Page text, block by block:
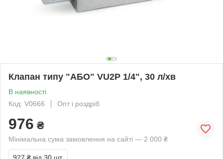
Клапан типу "АБО" VU2P 1/4", 30 л/хв
В наявності
Код: V0666
Опт і роздріб
976 ₴
Мінімальна сума замовлення на сайті — 2 000 ₴
927 ₴ від 30 шт.